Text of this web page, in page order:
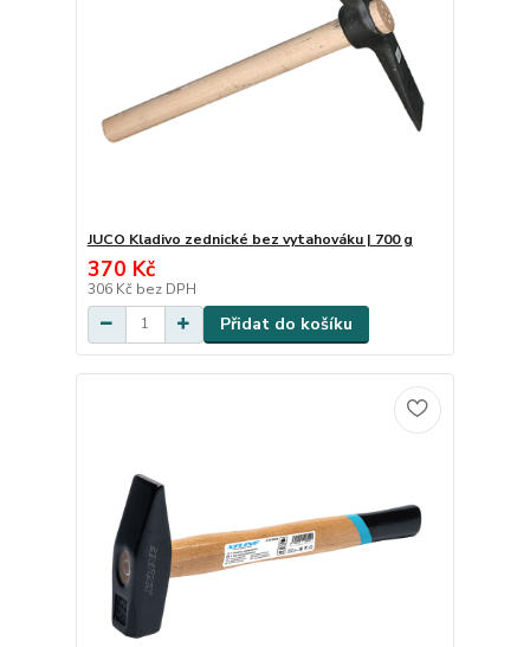
JUCO Kladivo zednické bez vytahováku | 700 g
370 Kč
306 Kč bez DPH
Přidat do košíku